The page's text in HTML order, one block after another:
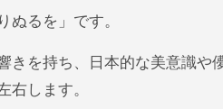
るを」です。
きを持ち、日本的な美意識や
します。